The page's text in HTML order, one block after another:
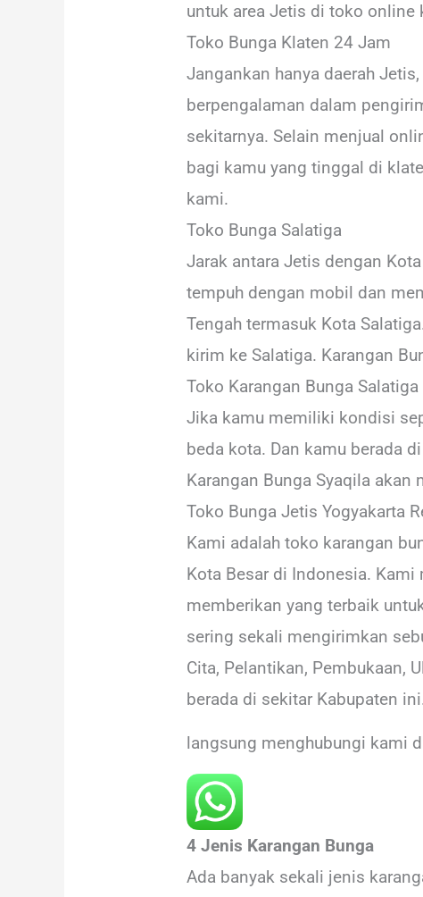
untuk area Jetis di toko online
Toko Bunga Klaten 24 Jam
Jangankan hanya daerah
berpengalaman dalam
sekitarnya. Selain menjual
bagi kamu yang tinggal di
kami.
Toko Bunga Salatiga
Jarak antara Jetis dengan
tempuh dengan mobil dan
Tengah termasuk Kota
kirim ke Salatiga. Karangan
Toko Karangan Bunga
Jika kamu memiliki kondisi
beda kota. Dan kamu berada
Karangan Bunga Syaqila akan
Toko Bunga Jetis Yogyakarta
Kami adalah toko karangan
Kota Besar di Indonesia.
memberikan yang terbaik
sering sekali mengirimkan
Cita, Pelantikan, Pembukaan,
berada di sekitar Kabupaten
langsung menghubungi kami
4 Jenis Karangan Bunga
Ada banyak sekali jenis